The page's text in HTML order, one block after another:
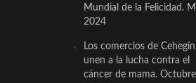
Mundial de la Felicidad.
2024
Los comercios de
unen a la lucha contra el
cáncer de mama. Octubre